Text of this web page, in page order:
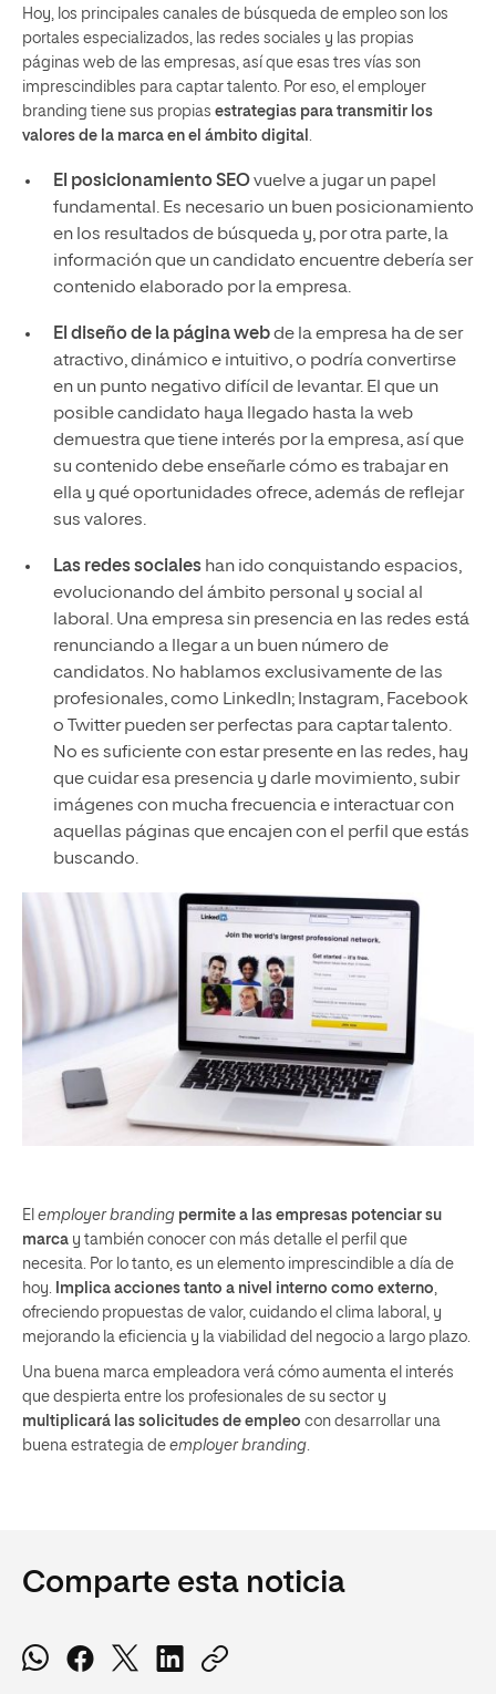
Hoy, los principales canales de búsqueda de empleo son los
portales especializados, las redes sociales y las propias
páginas web de las empresas, así que esas tres vías son
imprescindibles para captar talento. Por eso, el employer
branding tiene sus propias estrategias para transmitir los
valores de la marca en el ámbito digital
El posicionamiento SEOvuelve a jugar un papel
fundamental. Es necesario un buen posicionamiento
en los resultados de búsqueda y, por otra parte, la
información que un candidato encuentre debería ser
contenido elaborado por la empresa.
El diseño de la página webde la empresa ha de ser
atractivo, dinámico e intuitivo, o podría convertirse
en un punto negativo difícil de levantar. El que un
posible candidato haya llegado hasta la web
demuestra que tiene interés por la empresa, así que
su contenido debe enseñarle cómo es trabajar en
ella y qué oportunidades ofrece, además de reflejar
sus valores.
Las redes socialeshan ido conquistando espacios,
evolucionando del ámbito personal y social al
laboral. Una empresa sin presencia en las redes está
renunciando a llegar a un buen número de
candidatos. No hablamos exclusivamente de las
profesionales, como LinkedIn; Instagram, Facebook
o Twitter pueden ser perfectas para captar talento.
No es suficiente con estar presente en las redes, hay
que cuidar esa presencia y darle movimiento, subir
imágenes con mucha frecuencia e interactuar con
aquellas páginas que encajen con el perfil que estás
buscando.
El employer branding permite a las empresas potenciar su
marca y también conocer con más detalle el perfil que
necesita. Por lo tanto, es un elemento imprescindible a día de
hoy.
Implica acciones tanto a nivel interno como externo,
ofreciendo propuestas de valor, cuidando el clima laboral, y
mejorando la eficiencia y la viabilidad del negocio a largo plazo.
Una buena marca empleadora verá cómo aumenta el interés
que despierta entre los profesionales de su sector y
multiplicará las solicitudes de empleo con desarrollar una
buena estrategia de employer branding.
Comparte esta noticia